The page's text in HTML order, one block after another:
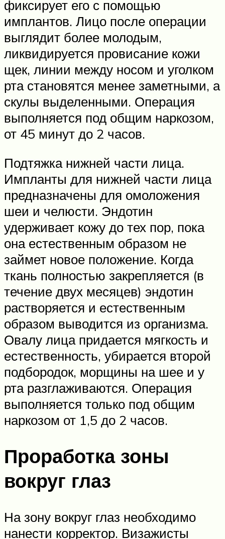
фиксирует его с помощью
имплантов. Лицо после операции
выглядит более молодым,
ликвидируется провисание кожи
щек, линии между носом и уголком
рта становятся менее заметными, а
скулы выделенными. Операция
выполняется под общим наркозом,
от 45 минут до 2 часов.
Подтяжка нижней части лица.
Импланты для нижней части лица
предназначены для омоложения
шеи и челюсти. Эндотин
удерживает кожу до тех пор, пока
она естественным образом не
займет новое положение. Когда
ткань полностью закрепляется (в
течение двух месяцев) эндотин
растворяется и естественным
образом выводится из организма.
Овалу лица придается мягкость и
естественность, убирается второй
подбородок, морщины на шее и у
рта разглаживаются. Операция
выполняется только под общим
наркозом от 1,5 до 2 часов.
Проработка зоны
вокруг глаз
На зону вокруг глаз необходимо
нанести корректор. Визажисты